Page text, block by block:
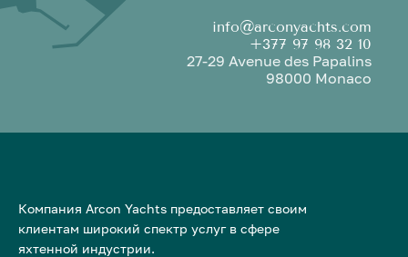
info@arconyachts.com
+377 97 98 32 10
27-29 Avenue des Papalins
98000 Monaco
Компания Arcon Yachts предоставляет своим
клиентам широкий спектр услуг в сфере
яхтенной индустрии.